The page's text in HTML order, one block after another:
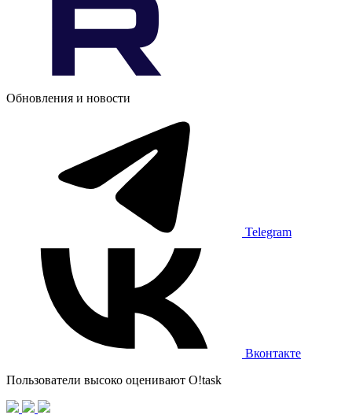
Обновления и новости
Telegram
Вконтакте
Пользователи высоко оценивают O!task